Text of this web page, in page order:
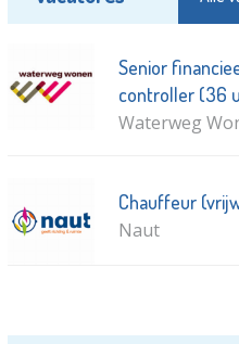
Senior
controller (36
Waterweg
Chauffeur
Naut